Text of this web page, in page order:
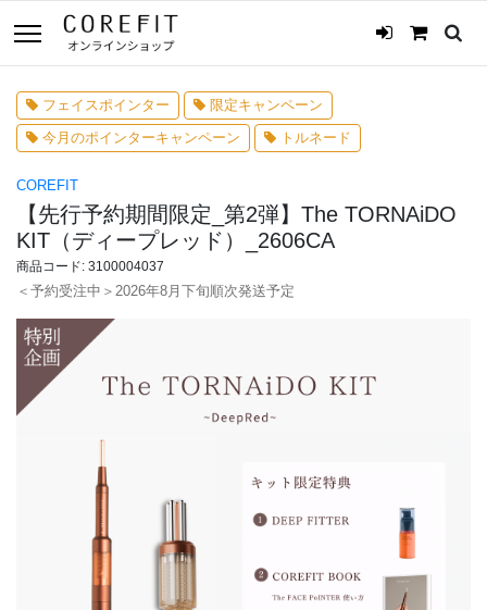
フェイスポインター
限定キャンペーン
今月のポインターキャンペーン
トルネード
COREFIT
【先行予約期間限定_第2弾】The TORNAiDO
KIT（ディープレッド）_2606CA
商品コード: 3100004037
＜予約受注中＞2026年8月下旬順次発送予定